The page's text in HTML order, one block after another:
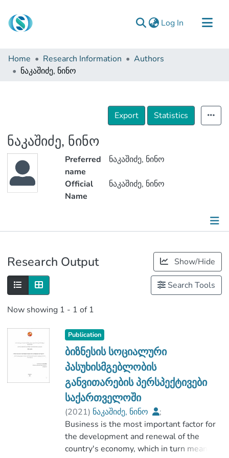
Log In (current)
Communities & Collections
Browse
Home Research Information
Authors
ნაკაშიძე, ნინო
Export Statistics
ნაკაშიძე, ნინო
Preferred
name
ნაკაშიძე, ნინო
Official
Name
ნაკაშიძე, ნინო
Research Output Show/Hide
Search Tools
Now showing 1 - 1 of 1
Publication
ბიზნესის სოციალური
პასუხისმგებლობის
განვითარების პერსპექტივები
საქართველოში
(2021) ნაკაშიძე, ნინო
;
ბერიძე, ლია
;
აგრარულ მეცნიერებათა და ბიზნესის
ადმინისტრირების ფაკულტეტი
Business is the most important factor for
the development and renewal of the
country's economy, which in turn means